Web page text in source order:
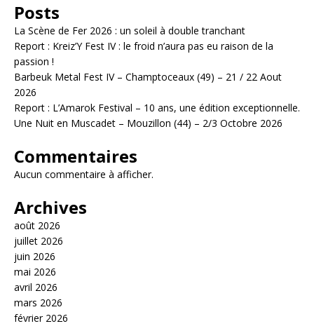
Posts
La Scène de Fer 2026 : un soleil à double tranchant
Report : Kreiz’Y Fest IV : le froid n’aura pas eu raison de la
passion !
Barbeuk Metal Fest IV – Champtoceaux (49) – 21 / 22 Aout
2026
Report : L’Amarok Festival – 10 ans, une édition exceptionnelle.
Une Nuit en Muscadet – Mouzillon (44) – 2/3 Octobre 2026
Commentaires
Aucun commentaire à afficher.
Archives
août 2026
juillet 2026
juin 2026
mai 2026
avril 2026
mars 2026
février 2026